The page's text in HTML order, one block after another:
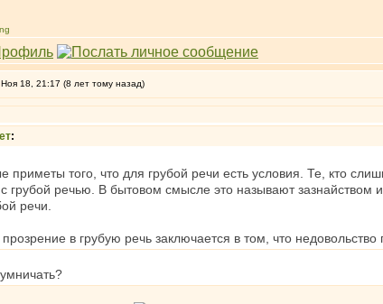
18, 21:17 (8 лет тому назад)
:
приметы того, что для грубой речи есть условия. Те, кто
с грубой речью. В бытовом смысле это называют
речи.
в грубую речь заключается в том, что недовольство